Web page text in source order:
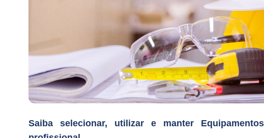
Saiba selecionar, utilizar e manter